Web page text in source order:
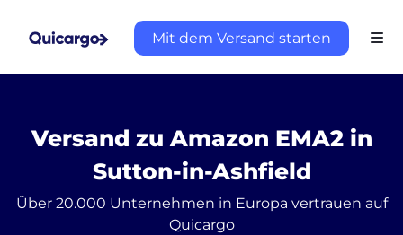
Mit dem Versand starten
Versand zu Amazon EMA2 in
Sutton-in-Ashfield
Über 20.000 Unternehmen in Europa vertrauen auf
Quicargo